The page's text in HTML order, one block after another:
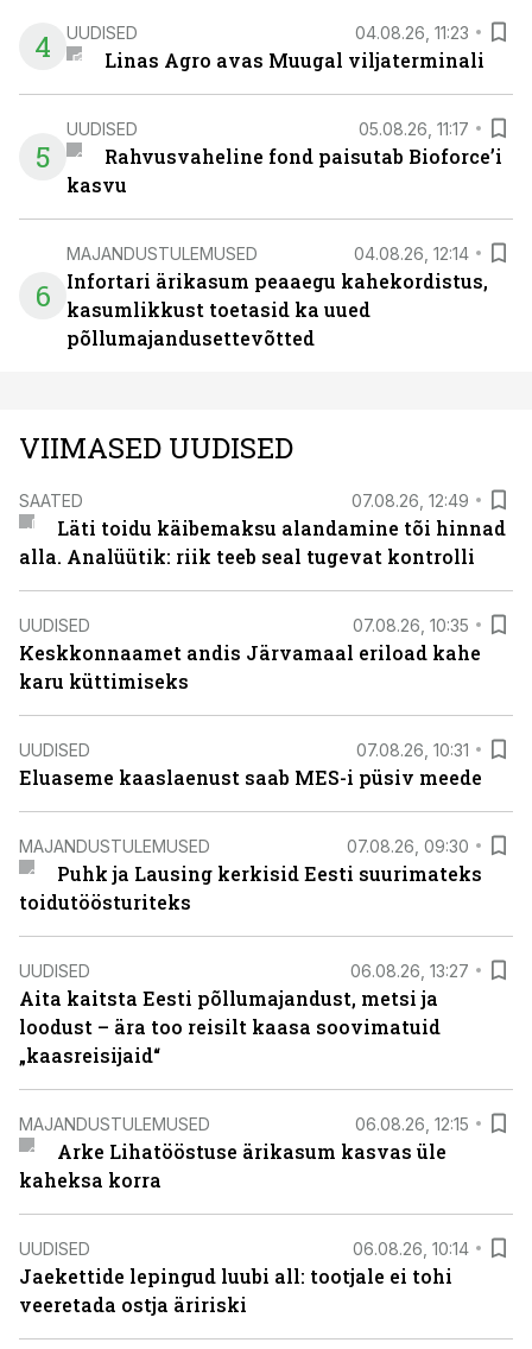
4 UUDISED 04.08.26, 11:23
Linas Agro avas Muugal viljaterminali
5
UUDISED 05.08.26, 11:17
Rahvusvaheline fond paisutab Bioforce’i
kasvu
6
MAJANDUSTULEMUSED 04.08.26, 12:14
Infortari ärikasum peaaegu kahekordistus,
kasumlikkust toetasid ka uued
põllumajandusettevõtted
VIIMASED UUDISED
SAATED 07.08.26, 12:49
Läti toidu käibemaksu alandamine tõi hinnad
alla. Analüütik: riik teeb seal tugevat kontrolli
UUDISED 07.08.26, 10:35
Keskkonnaamet andis Järvamaal eriload kahe
karu küttimiseks
UUDISED 07.08.26, 10:31
Eluaseme kaaslaenust saab MES-i püsiv meede
MAJANDUSTULEMUSED 07.08.26, 09:30
Puhk ja Lausing kerkisid Eesti suurimateks
toidutöösturiteks
UUDISED 06.08.26, 13:27
Aita kaitsta Eesti põllumajandust, metsi ja
loodust – ära too reisilt kaasa soovimatuid
„kaasreisijaid“
MAJANDUSTULEMUSED 06.08.26, 12:15
Arke Lihatööstuse ärikasum kasvas üle
kaheksa korra
UUDISED 06.08.26, 10:14
Jaekettide lepingud luubi all: tootjale ei tohi
veeretada ostja äririski